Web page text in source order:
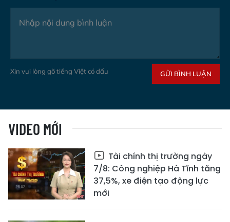
Xin vui lòng gõ tiếng Việt có dấu GỬI BÌNH LUẬN
VIDEO MỚI
Tài chính thị trường ngày
7/8: Công nghiệp Hà Tĩnh tăng
37,5%, xe điện tạo động lực
mới